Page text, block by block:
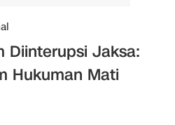
Diinterupsi Jaksa:
Hukuman Mati